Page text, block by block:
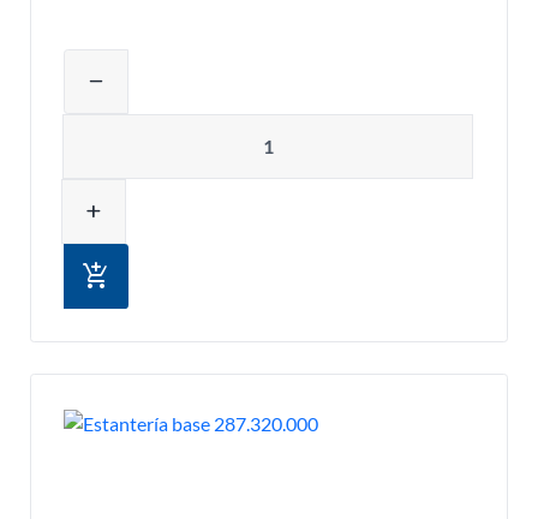
remove
add
add_shopping_cart